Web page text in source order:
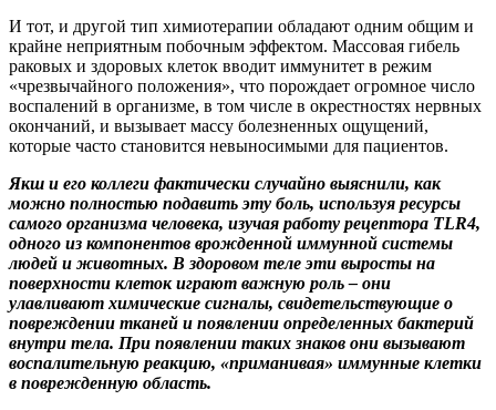
И тот, и другой тип химиотерапии обладают одним общим и
крайне неприятным побочным эффектом. Массовая гибель
раковых и здоровых клеток вводит иммунитет в режим
«чрезвычайного положения», что порождает огромное число
воспалений в организме, в том числе в окрестностях нервных
окончаний, и вызывает массу болезненных ощущений,
которые часто становится невыносимыми для пациентов.
Якш и его коллеги фактически случайно выяснили, как
можно полностью подавить эту боль, используя ресурсы
самого организма человека, изучая работу рецептора TLR4,
одного из компонентов врожденной иммунной системы
людей и животных. В здоровом теле эти выросты на
поверхности клеток играют важную роль – они
улавливают химические сигналы, свидетельствующие о
повреждении тканей и появлении определенных бактерий
внутри тела. При появлении таких знаков они вызывают
воспалительную реакцию, «приманивая» иммунные клетки
в поврежденную область.